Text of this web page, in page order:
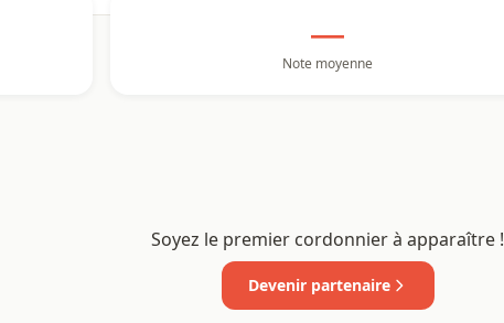
—
Note moyenne
Soyez le premier cordonnier à apparaître !
Devenir partenaire